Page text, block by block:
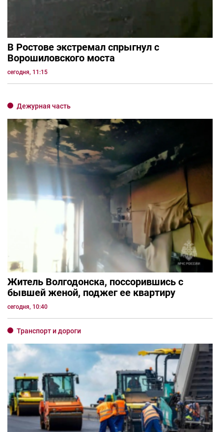
В Ростове экстремал спрыгнул с
Ворошиловского моста
сегодня, 11:15
Дежурная часть
Житель Волгодонска, поссорившись с
бывшей женой, поджег ее квартиру
сегодня, 10:40
Транспорт и дороги